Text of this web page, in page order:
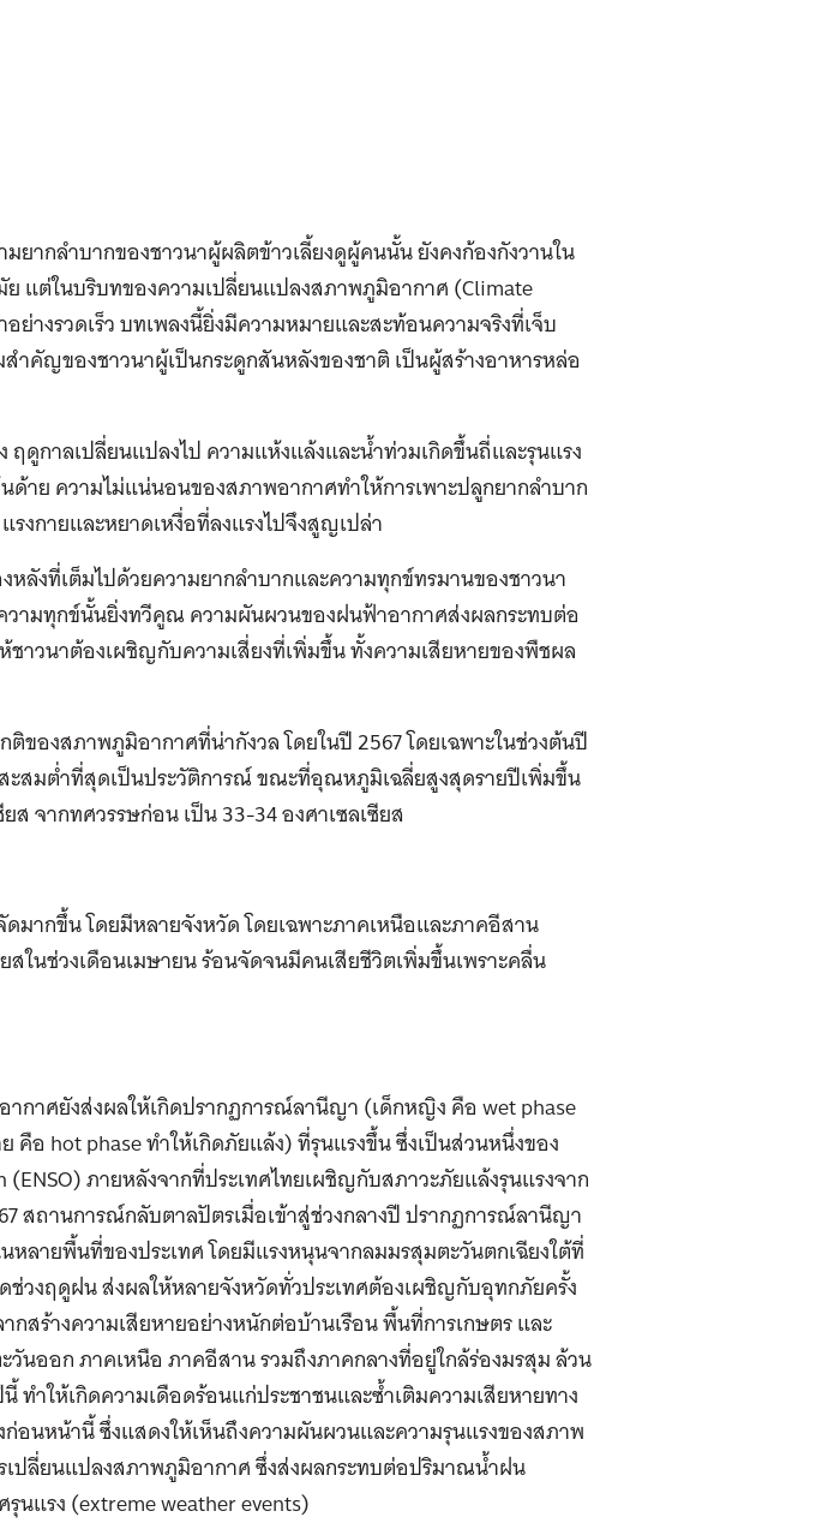
ยากลำบากของชาวนาผู้ผลิตข้าวเลี้ยงดูผู้คนนั้น ยังคงก้องกังวานใน
แต่ในบริบทของความเปลี่ยนแปลงสภาพภูมิอากาศ (Climate
ย่างรวดเร็ว บทเพลงนี้ยิ่งมีความหมายและสะท้อนความจริงที่เจ็บ
ำคัญของชาวนาผู้เป็นกระดูกสันหลังของชาติ เป็นผู้สร้างอาหารหล่อ
ดูกาลเปลี่ยนแปลงไป ความแห้งแล้งและน้ำท่วมเกิดขึ้นถี่และรุนแรง
ด้าย ความไม่แน่นอนของสภาพอากาศทำให้การเพาะปลูกยากลำบาก
งกายและหยาดเหงื่อที่ลงแรงไปจึงสูญเปล่า
หลังที่เต็มไปด้วยความยากลำบากและความทุกข์ทรมานของชาวนา
ามทุกข์นั้นยิ่งทวีคูณ ความผันผวนของฝนฟ้าอากาศส่งผลกระทบต่อ
วนาต้องเผชิญกับความเสี่ยงที่เพิ่มขึ้น ทั้งความเสียหายของพืชผล
ของสภาพภูมิอากาศที่น่ากังวล โดยในปี 2567 โดยเฉพาะในช่วงต้นปี
สมต่ำที่สุดเป็นประวัติการณ์ ขณะที่อุณหภูมิเฉลี่ยสูงสุดรายปีเพิ่มขึ้น
ส จากทศวรรษก่อน เป็น 33-34 องศาเซลเซียส
ากขึ้น โดยมีหลายจังหวัด โดยเฉพาะภาคเหนือและภาคอีสาน
ในช่วงเดือนเมษายน ร้อนจัดจนมีคนเสียชีวิตเพิ่มขึ้นเพราะคลื่น
กาศยังส่งผลให้เกิดปรากฏการณ์ลานีญา (เด็กหญิง คือ wet phase
คือ hot phase ทำให้เกิดภัยแล้ง) ที่รุนแรงขึ้น ซึ่งเป็นส่วนหนึ่งของ
ภายหลังจากที่ประเทศไทยเผชิญกับสภาวะภัยแล้งรุนแรงจาก
สถานการณ์กลับตาลปัตรเมื่อเข้าสู่ช่วงกลางปี ปรากฏการณ์ลานีญา
ลายพื้นที่ของประเทศ โดยมีแรงหนุนจากลมมรสุมตะวันตกเฉียงใต้ที่
วงฤดูฝน ส่งผลให้หลายจังหวัดทั่วประเทศต้องเผชิญกับอุทกภัยครั้ง
สร้างความเสียหายอย่างหนักต่อบ้านเรือน พื้นที่การเกษตร และ
วันออก ภาคเหนือ ภาคอีสาน รวมถึงภาคกลางที่อยู่ใกล้ร่องมรสุม ล้วน
ทำให้เกิดความเดือดร้อนแก่ประชาชนและซ้ำเติมความเสียหายทาง
อนหน้านี้ ซึ่งแสดงให้เห็นถึงความผันผวนและความรุนแรงของสภาพ
ปลี่ยนแปลงสภาพภูมิอากาศ ซึ่งส่งผลกระทบต่อปริมาณน้ำฝน
แรง (extreme weather events)